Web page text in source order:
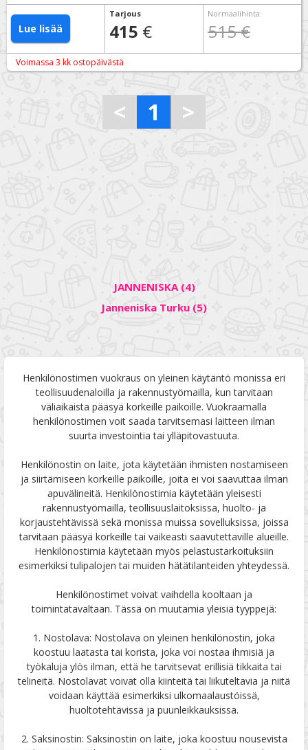
Lue lisää
Tarjous
415 €
Normaalihinta:
515 €
Voimassa 3 kk ostopäivästä
< 1 >
JANNENISKA (4)
Janneniska Turku (5)
Henkilönostimen vuokraus on yleinen käytäntö monissa eri
teollisuudenaloilla ja rakennustyömailla, kun tarvitaan
väliaikaista pääsyä korkeille paikoille. Vuokraamalla
henkilönostimen voit saada tarvitsemasi laitteen ilman
suurta investointia tai ylläpitovastuuta.
Henkilönostin on laite, jota käytetään ihmisten nostamiseen
ja siirtämiseen korkeille paikoille, joita ei voi saavuttaa ilman
apuvälineitä. Henkilönostimia käytetään yleisesti
rakennustyömailla, teollisuuslaitoksissa, huolto- ja
korjaustehtävissä sekä monissa muissa sovelluksissa, joissa
tarvitaan pääsyä korkeille tai vaikeasti saavutettaville alueille.
Henkilönostimia käytetään myös pelastustarkoituksiin
esimerkiksi tulipalojen tai muiden hätätilanteiden yhteydessä.
Henkilönostimet voivat vaihdella kooltaan ja
toimintatavaltaan. Tässä on muutamia yleisiä tyyppejä:
1. Nostolava: Nostolava on yleinen henkilönostin, joka
koostuu laatasta tai korista, joka voi nostaa ihmisiä ja
työkaluja ylös ilman, että he tarvitsevat erillisiä tikkaita tai
telineitä. Nostolavat voivat olla kiinteitä tai liikuteltavia ja niitä
voidaan käyttää esimerkiksi ulkomaalaustöissä,
huoltotehtävissä ja puunleikkauksissa.
2. Saksinostin: Saksinostin on laite, joka koostuu nousevista